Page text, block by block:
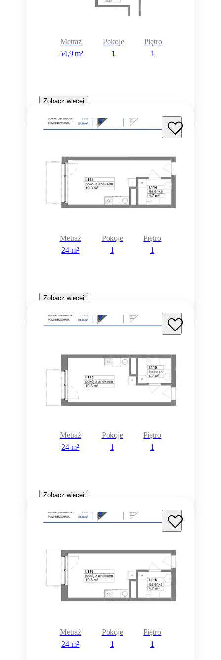
Metraż
54,9 m²
Pokoje
1
Piętro
1
Zobacz więcej
Metraż
24 m²
Pokoje
1
Piętro
1
Zobacz więcej
Metraż
24 m²
Pokoje
1
Piętro
1
Zobacz więcej
Metraż
24 m²
Pokoje
1
Piętro
1